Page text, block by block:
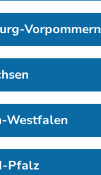
Vorpommern
Westfalen
Pfalz